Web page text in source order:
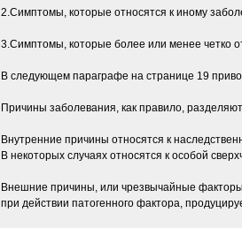
2.Симптомы, которые относятся к иному
3.Симптомы, которые более или менее четко
В следующем параграфе на странице 19
Причины заболевания, как правило,
Внутренние причины относятся к
В некоторых случаях относятся к особой
Внешние причины, или чрезвычайные
при действии патогенного фактора,